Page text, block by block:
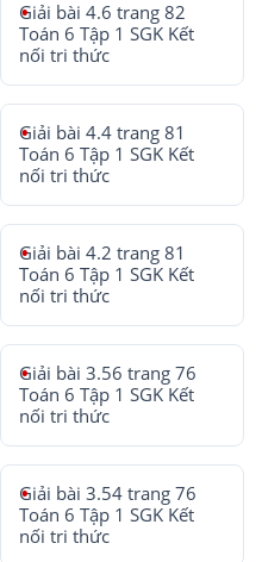
Giải bài 4.6 trang 82
Toán 6 Tập 1 SGK Kết
nối tri thức
Giải bài 4.4 trang 81
Toán 6 Tập 1 SGK Kết
nối tri thức
Giải bài 4.2 trang 81
Toán 6 Tập 1 SGK Kết
nối tri thức
Giải bài 3.56 trang 76
Toán 6 Tập 1 SGK Kết
nối tri thức
Giải bài 3.54 trang 76
Toán 6 Tập 1 SGK Kết
nối tri thức